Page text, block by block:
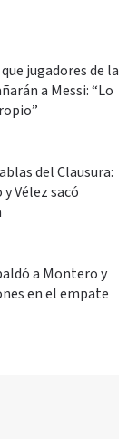
jugadores de la
a Messi: “Lo
del Clausura:
Vélez sacó
a Montero y
en el empate